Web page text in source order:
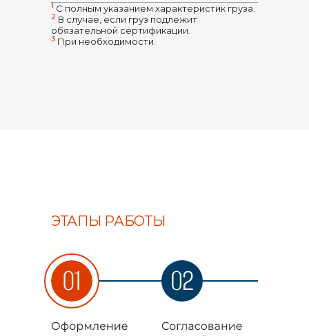
1 С полным указанием характеристик груза.
2 В случае, если груз подлежит
обязательной сертификации.
3 При необходимости.
ЭТАПЫ РАБОТЫ